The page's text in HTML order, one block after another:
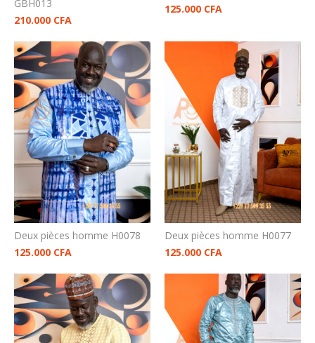
GBH013
210.000 CFA
125.000 CFA
Deux pièces homme H0078
125.000 CFA
Deux pièces homme H0077
125.000 CFA